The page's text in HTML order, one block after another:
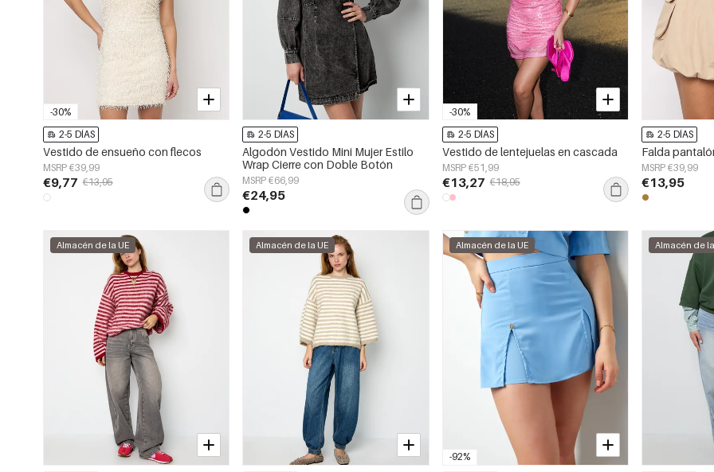
-30%
2-5 DÍAS
Vestido de ensueño con flecos
MSRP €39,99
€9,77 €13,95
2-5 DÍAS
Algodón Vestido Mini Mujer Estilo
Wrap Cierre con Doble Botón
MSRP €66,99
€24,95
-30%
2-5 DÍAS
Vestido de lentejuelas en cascada
MSRP €51,99
€13,27 €18,95
2-5 DÍAS
Falda
MSRP €39,99
€13,95
Almacén de la UE Almacén de la UE
-92%
Almacén de la UE Almacén de